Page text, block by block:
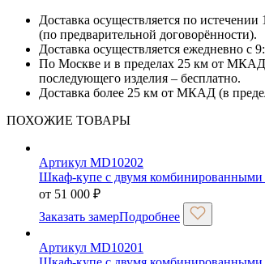
Доставка осуществляется по
(по предварительной договорённости).
Доставка осуществляется ежедневно с
По Москве и в пределах 25 км от МКАД
последующего изделия – бесплатно.
Доставка более 25 км от МКАД (в
ПОХОЖИЕ ТОВАРЫ
Артикул MD10202
Шкаф-купе с двумя комбинированными
от 51 000 ₽
Заказать замерПодробнее
Артикул MD10201